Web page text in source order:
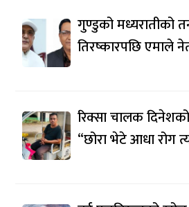
गुण्डुको मध्यरातीको
तिरष्कारपछि एमाले
रिक्सा चालक
“छोरा भेटे आधा रोग